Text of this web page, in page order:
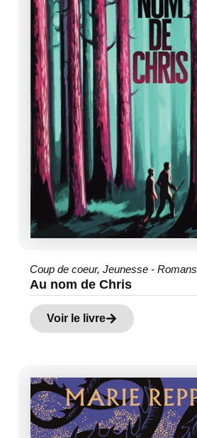
Coup de coeur, Jeunesse - Romans
Au nom de Chris
Voir le livre